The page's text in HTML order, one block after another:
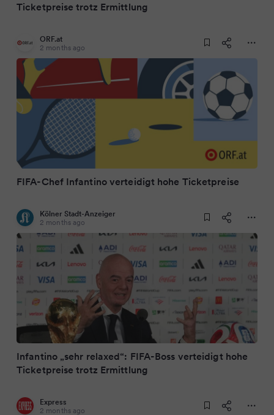
Ticketpreise trotz Ermittlung
ORF.at
2 months ago
FIFA-Chef Infantino verteidigt hohe Ticketpreise
Kölner Stadt-Anzeiger
2 months ago
Infantino „sehr relaxed“: FIFA-Boss verteidigt hohe
Ticketpreise trotz Ermittlung
Express
2 months ago